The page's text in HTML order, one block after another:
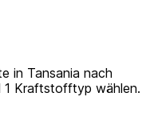
in Tansania nach
Kraftstofftyp wählen.